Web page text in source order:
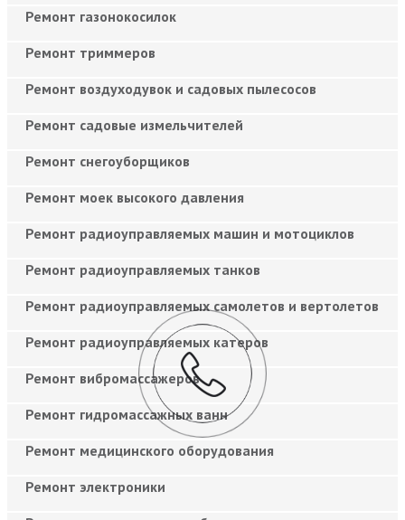
Ремонт газонокосилок
Ремонт триммеров
Ремонт воздуходувок и садовых пылесосов
Ремонт садовые измельчителей
Ремонт снегоуборщиков
Ремонт моек высокого давления
Ремонт радиоуправляемых машин и мотоциклов
Ремонт радиоуправляемых танков
Ремонт радиоуправляемых самолетов и вертолетов
Ремонт радиоуправляемых катеров
Ремонт вибромассажеров
Ремонт гидромассажных ванн
Ремонт медицинского оборудования
Ремонт электроники